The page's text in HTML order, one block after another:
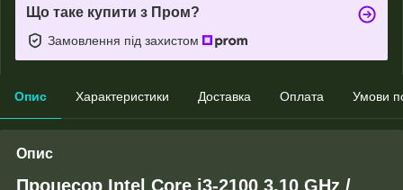
Що таке купити з Пром?
Замовлення під захистом
Опис Характеристики Доставка Оплата Умови
Опис
Процесор Intel Core i3-2100 3.10 GHz /